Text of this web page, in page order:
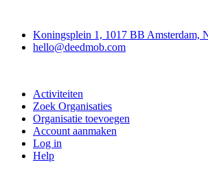
Koningsplein 1, 1017 BB Amsterdam,
hello@deedmob.com
Activiteiten
Zoek Organisaties
Organisatie toevoegen
Account aanmaken
Log in
Help